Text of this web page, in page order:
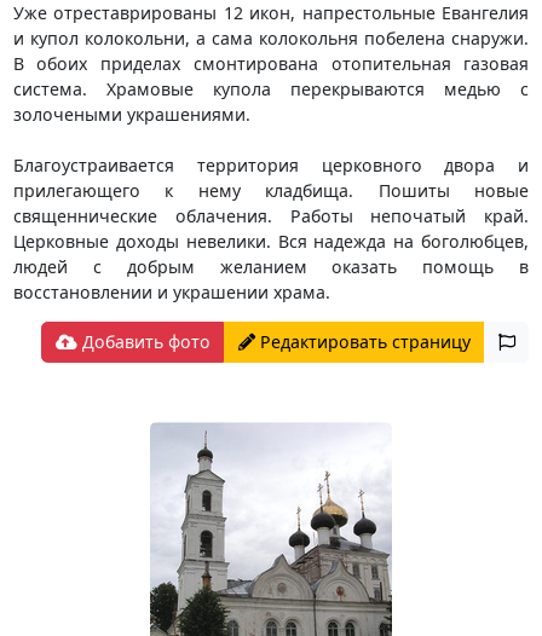
Уже отреставрированы 12 икон, напрестольные Евангелия
и купол колокольни, а сама колокольня побелена снаружи.
В обоих приделах смонтирована отопительная газовая
система. Храмовые купола перекрываются медью с
золочеными украшениями.
Благоустраивается территория церковного двора и
прилегающего к нему кладбища. Пошиты новые
священнические облачения. Работы непочатый край.
Церковные доходы невелики. Вся надежда на боголюбцев,
людей с добрым желанием оказать помощь в
восстановлении и украшении храма.
Добавить фото Редактировать страницу